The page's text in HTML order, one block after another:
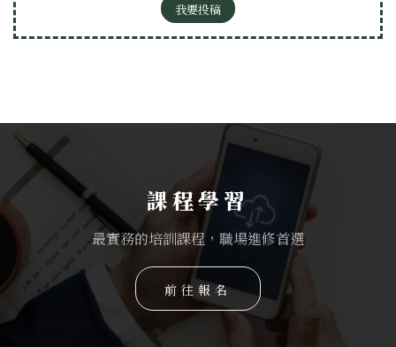
我要投稿
課程學習
最實務的培訓課程，職場進修首選
前往報名